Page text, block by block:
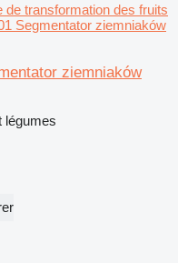
de transformation des fruits
Segmentator ziemniaków
ziemniaków
légumes